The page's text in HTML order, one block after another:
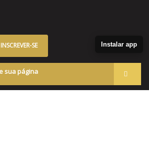
INSCREVER-SE
sua página
Instalar app